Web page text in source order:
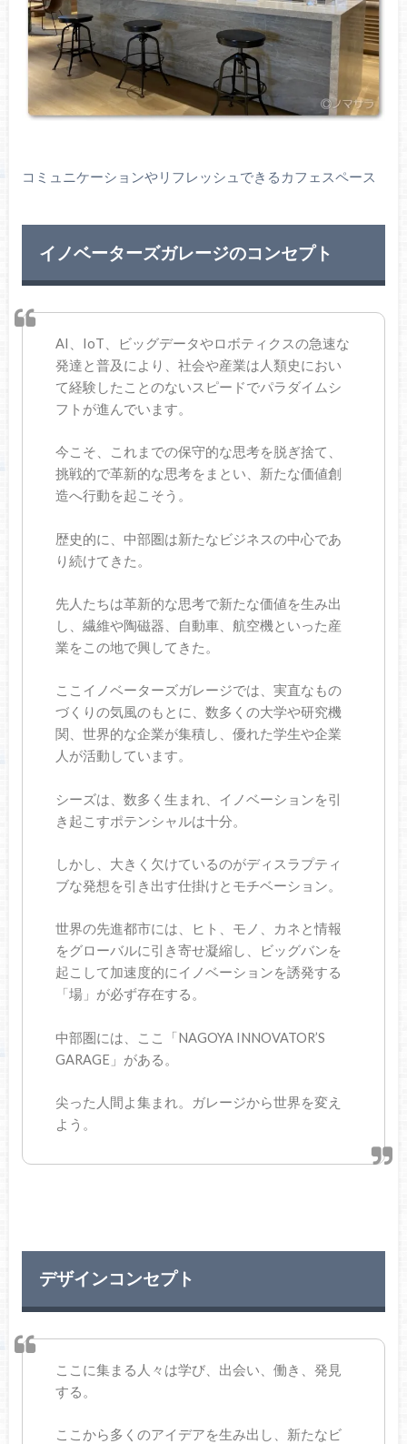
コミュニケーションやリフレッシュできるカフェスペース
イノベーターズガレージのコンセプト
AI、IoT、ビッグデータやロボティクスの急速な
発達と普及により、社会や産業は人類史におい
て経験したことのないスピードでパラダイムシ
フトが進んでいます。
今こそ、これまでの保守的な思考を脱ぎ捨て、
挑戦的で革新的な思考をまとい、新たな価値創
造へ行動を起こそう。
歴史的に、中部圏は新たなビジネスの中心であ
り続けてきた。
先人たちは革新的な思考で新たな価値を生み出
し、繊維や陶磁器、自動車、航空機といった産
業をこの地で興してきた。
ここイノベーターズガレージでは、実直なもの
づくりの気風のもとに、数多くの大学や研究機
関、世界的な企業が集積し、優れた学生や企業
人が活動しています。
シーズは、数多く生まれ、イノベーションを引
き起こすポテンシャルは十分。
しかし、大きく欠けているのがディスラプティ
ブな発想を引き出す仕掛けとモチベーション。
世界の先進都市には、ヒト、モノ、カネと情報
をグローバルに引き寄せ凝縮し、ビッグバンを
起こして加速度的にイノベーションを誘発する
「場」が必ず存在する。
中部圏には、ここ「NAGOYA INNOVATOR’S
GARAGE」がある。
尖った人間よ集まれ。ガレージから世界を変え
よう。
デザインコンセプト
ここに集まる人々は学び、出会い、働き、発見
する。
ここから多くのアイデアを生み出し、新たなビ